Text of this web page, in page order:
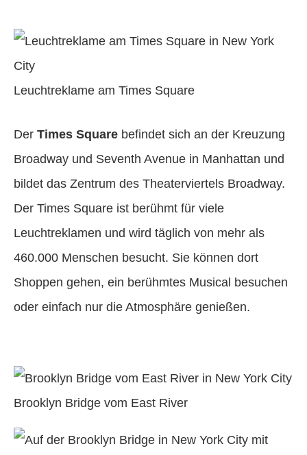
Leuchtreklame am Times Square
Der Times Square befindet sich an der Kreuzung
Broadway und Seventh Avenue in Manhattan und
bildet das Zentrum des Theaterviertels Broadway.
Der Times Square ist berühmt für viele
Leuchtreklamen und wird täglich von mehr als
460.000 Menschen besucht. Sie können dort
Shoppen gehen, ein berühmtes Musical besuchen
oder einfach nur die Atmosphäre genießen.
Brooklyn Bridge vom East River